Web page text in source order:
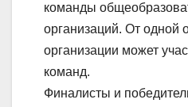
команды
организаций. От одной
организации может
команд.
Финалисты и